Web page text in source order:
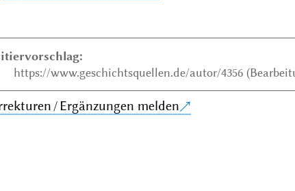
https://www.geschichtsquellen.de/autor/4356
/ Ergänzungen melden